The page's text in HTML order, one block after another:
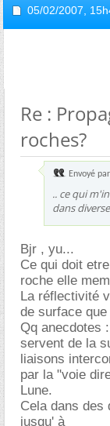
05/02/2007,
Re :
roches?
Envoyé par
.. ce qui
dans
Bjr , yu...
Ce qui doit
roche elle
La réflectivité
de surface
Qq anecdotes
servent de la
liaisons
par la "voie
Lune.
Cela dans des
jusqu' à